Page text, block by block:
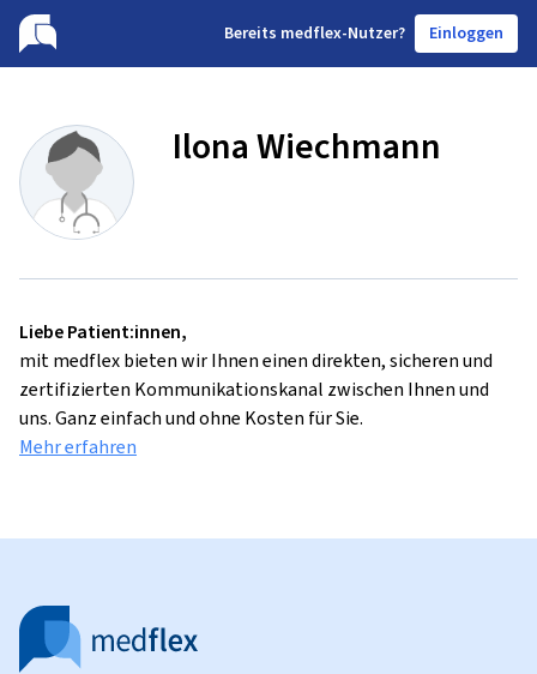
Bereits medflex-Nutzer? Einloggen
Ilona Wiechmann
Liebe Patient:innen,
mit medflex bieten wir Ihnen einen direkten, sicheren und
zertifizierten Kommunikationskanal zwischen Ihnen und
uns. Ganz einfach und ohne Kosten für Sie.
Mehr erfahren